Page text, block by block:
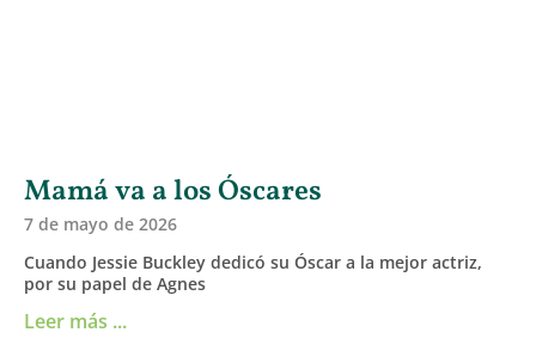
Mamá va a los Óscares
7 de mayo de 2026
Cuando Jessie Buckley dedicó su Óscar a la mejor actriz,
por su papel de Agnes
Leer más ...